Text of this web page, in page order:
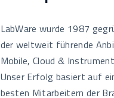
LabWare wurde 1987
der weltweit führende
Mobile, Cloud &
Unser Erfolg basiert auf
besten Mitarbeitern der